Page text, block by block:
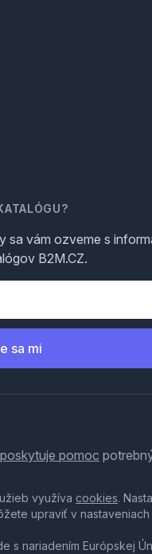
sa vám ozveme s
B2M.CZ.
sa mi
poskytuje pomoc
využíva cookies.
upraviť v nastaveniach
s nariadením Európskej